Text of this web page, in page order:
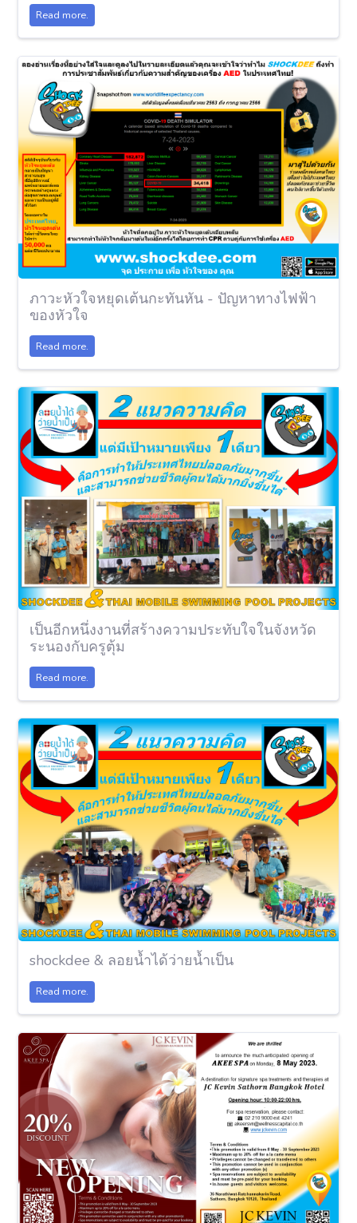
Read more.
ภาวะหัวใจหยุดเต้นกะทันหัน - ปัญหาทางไฟฟ้า
ของหัวใจ
Read more.
เป็นอีกหนึ่งงานที่สร้างความประทับใจในจังหวัด
ระนองกับครูตุ้ม
Read more.
shockdee & ลอยน้ำได้ว่ายน้ำเป็น
Read more.